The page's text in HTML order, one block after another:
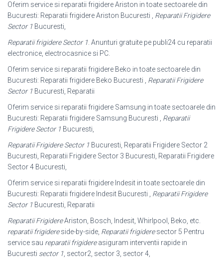
Oferim service si reparatii frigidere Ariston in toate sectoarele din
Bucuresti: Reparatii frigidere Ariston Bucuresti , Reparatii Frigidere
Sector 1 Bucuresti,
Reparatii frigidere Sector 1. Anunturi gratuite pe publi24 cu reparatii
electronice, electrocasnice si PC.
Oferim service si reparatii frigidere Beko in toate sectoarele din
Bucuresti: Reparatii frigidere Beko Bucuresti , Reparatii Frigidere
Sector 1 Bucuresti, Reparatii
Oferim service si reparatii frigidere Samsung in toate sectoarele din
Bucuresti: Reparatii frigidere Samsung Bucuresti , Reparatii
Frigidere Sector 1 Bucuresti,
Reparatii Frigidere Sector 1 Bucuresti, Reparatii Frigidere Sector 2
Bucuresti, Reparatii Frigidere Sector 3 Bucuresti, Reparatii Frigidere
Sector 4 Bucuresti,
Oferim service si reparatii frigidere Indesit in toate sectoarele din
Bucuresti: Reparatii frigidere Indesit Bucuresti , Reparatii Frigidere
Sector 1 Bucuresti, Reparatii
Reparatii FrigidereAriston, Bosch, Indesit, Whirlpool, Beko, etc.
reparatii frigidereside-by-side, Reparatii frigideresector 5 Pentru
service sau reparatii frigidereasiguram interventii rapide in
Bucuresti sector 1, sector2, sector 3, sector 4,